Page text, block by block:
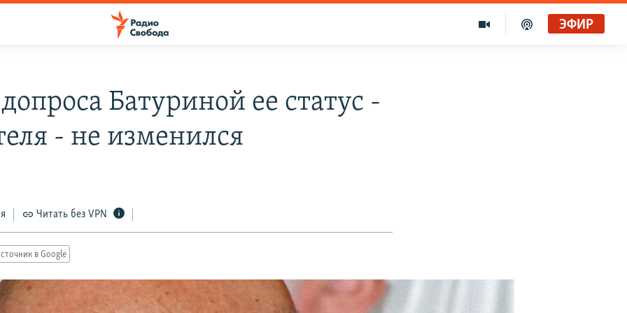
ЭФИР
Батуриной ее статус -
- не изменился
Читать без VPN
в Google